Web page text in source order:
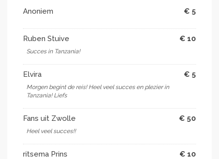
Anoniem € 5
Ruben Stuive € 10
Succes in Tanzania!
Elvira € 5
Morgen begint de reis! Heel veel succes en plezier in
Tanzania! Liefs
Fans uit Zwolle € 50
Heel veel succes!!
ritsema Prins € 10